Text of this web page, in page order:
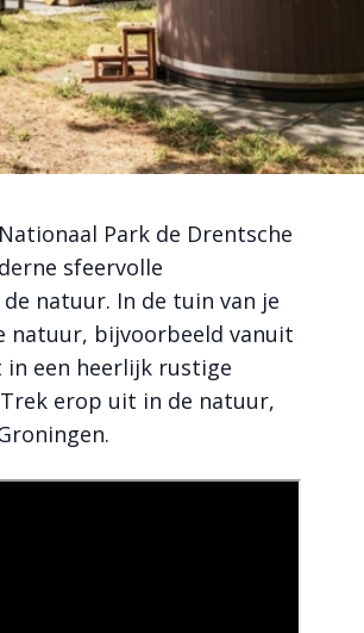
Park de Drentsche
sfeervolle
natuur. In de tuin van je
natuur, bijvoorbeeld vanuit
een heerlijk rustige
erop uit in de natuur,